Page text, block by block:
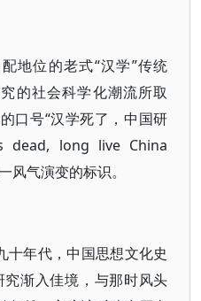
地位的老式“汉学”传统
的社会科学化潮流所取
口号“汉学死了，中国研
long live China
气演变的标识。
十年代，中国思想文化史
渐入佳境，与那时风头